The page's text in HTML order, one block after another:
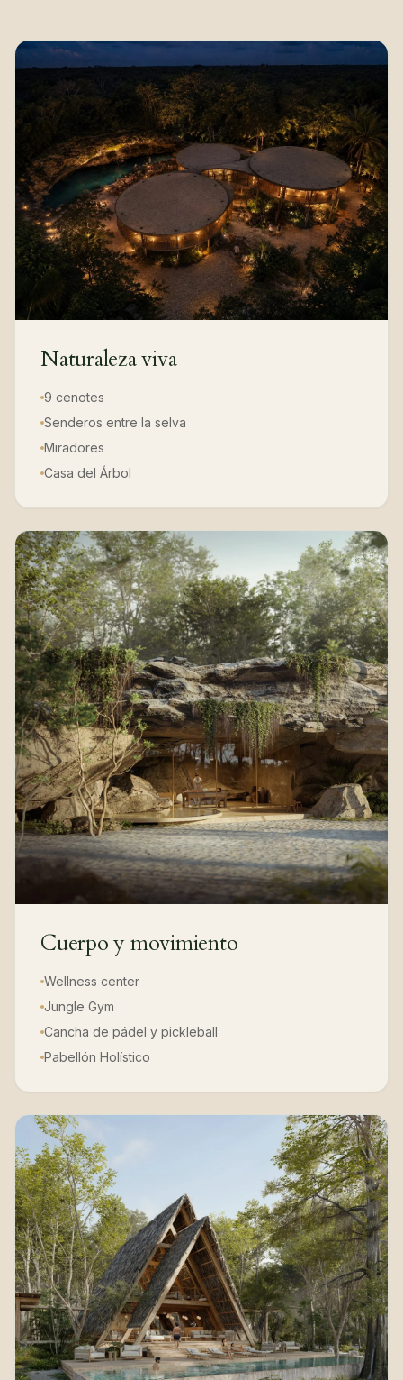
Naturaleza viva
9 cenotes
Senderos entre la selva
Miradores
Casa del Árbol
Cuerpo y movimiento
Wellness center
Jungle Gym
Cancha de pádel y pickleball
Pabellón Holístico